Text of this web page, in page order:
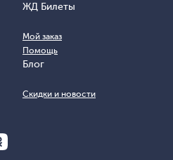
ЖД Билеты
Мой заказ
Помощь
Блог
Скидки и новости